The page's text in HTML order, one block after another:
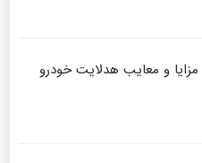
مزایا و معایب هدلایت خودرو